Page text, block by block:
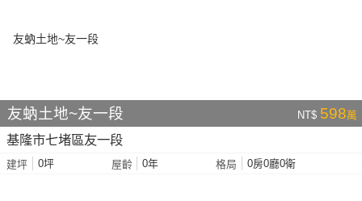
友蚋土地~友一段 NT$ 598萬
基隆市七堵區友一段
建坪 0坪 屋齡 0年 格局 0房0廳0衛